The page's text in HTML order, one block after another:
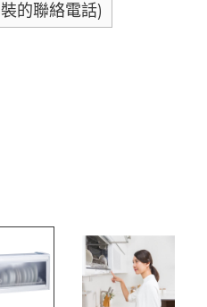
的聯絡電話)